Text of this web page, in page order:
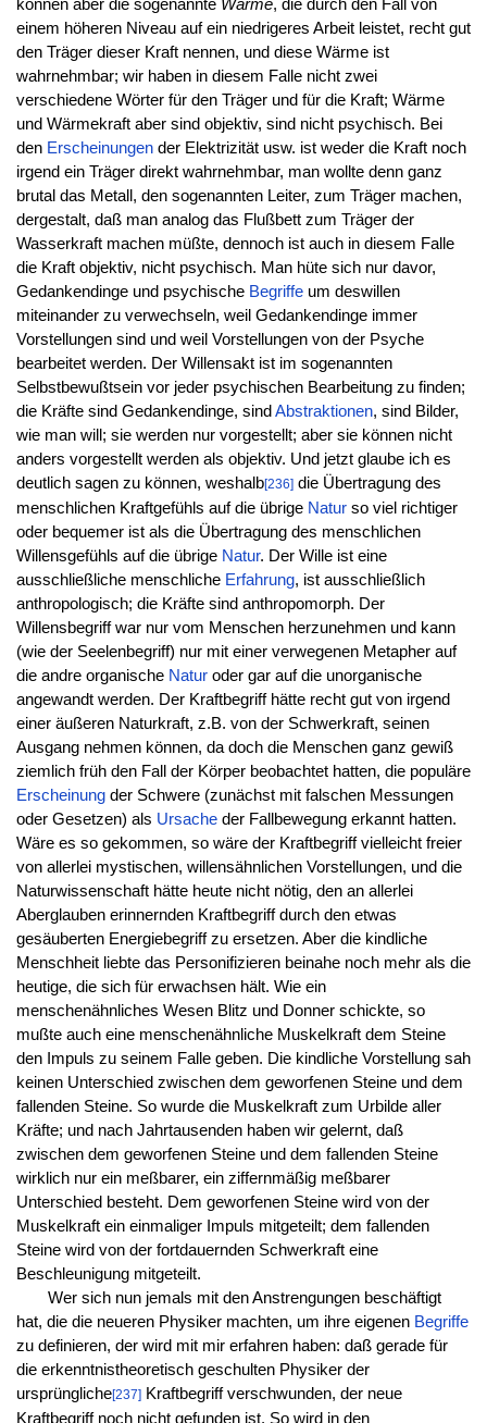
können aber die sogenannte Wärme, die durch den Fall von
einem höheren Niveau auf ein niedrigeres Arbeit leistet, recht gut
den Träger dieser Kraft nennen, und diese Wärme ist
wahrnehmbar; wir haben in diesem Falle nicht zwei
verschiedene Wörter für den Träger und für die Kraft; Wärme
und Wärmekraft aber sind objektiv, sind nicht psychisch. Bei
den Erscheinungender Elektrizität usw. ist weder die Kraft noch
irgend ein Träger direkt wahrnehmbar, man wollte denn ganz
brutal das Metall, den sogenannten Leiter, zum Träger machen,
dergestalt, daß man analog das Flußbett zum Träger der
Wasserkraft machen müßte, dennoch ist auch in diesem Falle
die Kraft objektiv, nicht psychisch. Man hüte sich nur davor,
Gedankendinge und psychische Begriffeum deswillen
miteinander zu verwechseln, weil Gedankendinge immer
Vorstellungen sind und weil Vorstellungen von der Psyche
bearbeitet werden. Der Willensakt ist im sogenannten
Selbstbewußtsein vor jeder psychischen Bearbeitung zu finden;
die Kräfte sind Gedankendinge, sind Abstraktionen, sind Bilder,
wie man will; sie werden nur vorgestellt; aber sie können nicht
anders vorgestellt werden als objektiv. Und jetzt glaube ich es
deutlich sagen zu können, weshalb[236]die Übertragung des
menschlichen Kraftgefühls auf die übrige Naturso viel richtiger
oder bequemer ist als die Übertragung des menschlichen
Willensgefühls auf die übrige Natur. Der Wille ist eine
ausschließliche menschliche Erfahrung, ist ausschließlich
anthropologisch; die Kräfte sind anthropomorph. Der
Willensbegriff war nur vom Menschen herzunehmen und kann
(wie der Seelenbegriff) nur mit einer verwegenen Metapher auf
die andre organische Naturoder gar auf die unorganische
angewandt werden. Der Kraftbegriff hätte recht gut von irgend
einer äußeren Naturkraft, z.B. von der Schwerkraft, seinen
Ausgang nehmen können, da doch die Menschen ganz gewiß
ziemlich früh den Fall der Körper beobachtet hatten, die populäre
Erscheinungder Schwere (zunächst mit falschen Messungen
oder Gesetzen) als Ursacheder Fallbewegung erkannt hatten.
Wäre es so gekommen, so wäre der Kraftbegriff vielleicht freier
von allerlei mystischen, willensähnlichen Vorstellungen, und die
Naturwissenschaft hätte heute nicht nötig, den an allerlei
Aberglauben erinnernden Kraftbegriff durch den etwas
gesäuberten Energiebegriff zu ersetzen. Aber die kindliche
Menschheit liebte das Personifizieren beinahe noch mehr als die
heutige, die sich für erwachsen hält. Wie ein
menschenähnliches Wesen Blitz und Donner schickte, so
mußte auch eine menschenähnliche Muskelkraft dem Steine
den Impuls zu seinem Falle geben. Die kindliche Vorstellung sah
keinen Unterschied zwischen dem geworfenen Steine und dem
fallenden Steine. So wurde die Muskelkraft zum Urbilde aller
Kräfte; und nach Jahrtausenden haben wir gelernt, daß
zwischen dem geworfenen Steine und dem fallenden Steine
wirklich nur ein meßbarer, ein ziffernmäßig meßbarer
Unterschied besteht. Dem geworfenen Steine wird von der
Muskelkraft ein einmaliger Impuls mitgeteilt; dem fallenden
Steine wird von der fortdauernden Schwerkraft eine
Beschleunigung mitgeteilt.
Wer sich nun jemals mit den Anstrengungen beschäftigt
hat, die die neueren Physiker machten, um ihre eigenen Begriffe
zu definieren, der wird mit mir erfahren haben: daß gerade für
die erkenntnistheoretisch geschulten Physiker der
ursprüngliche[237]Kraftbegriff verschwunden, der neue
Kraftbegriff noch nicht gefunden ist. So wird in den